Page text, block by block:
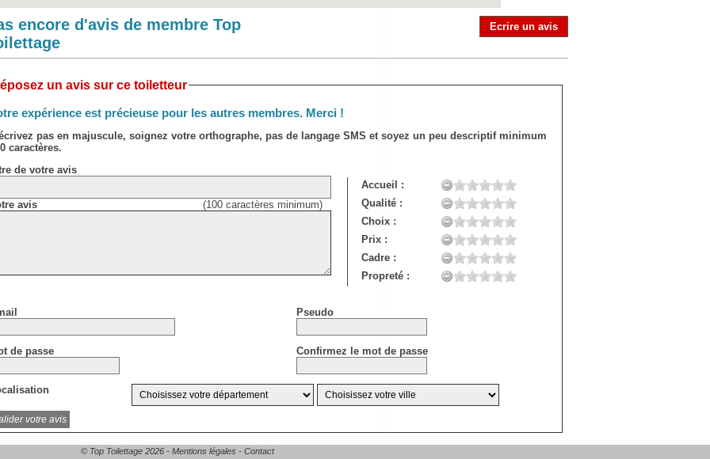
encore d'avis de membre Top
Ecrire un avis
un avis sur ce toiletteur
expérience est précieuse pour les autres membres. Merci !
pas en majuscule, soignez votre orthographe, pas de langage SMS et soyez un peu descriptif minimum
caractères.
de votre avis
avis (100 caractères minimum)
Accueil :
Qualité :
Choix :
Prix :
Cadre :
Propreté :
Pseudo
de passe Confirmez le mot de passe
© Top Toilettage 2026 - Mentions légales - Contact